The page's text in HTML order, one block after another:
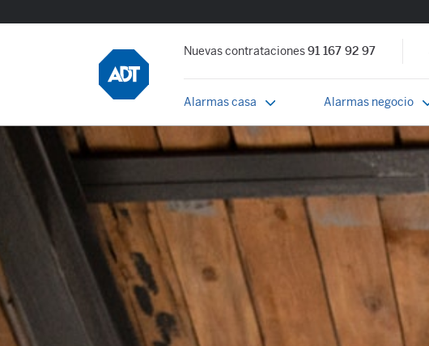
Nuevas contrataciones91 167 92 97
Alarmas casa Alarmas negocio